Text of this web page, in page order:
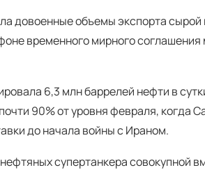
довоенные объемы экспорта
временного мирного
6,3 млн баррелей нефти в
90% от уровня февраля, когда
до начала войны с Ираном.
супертанкера совокупной